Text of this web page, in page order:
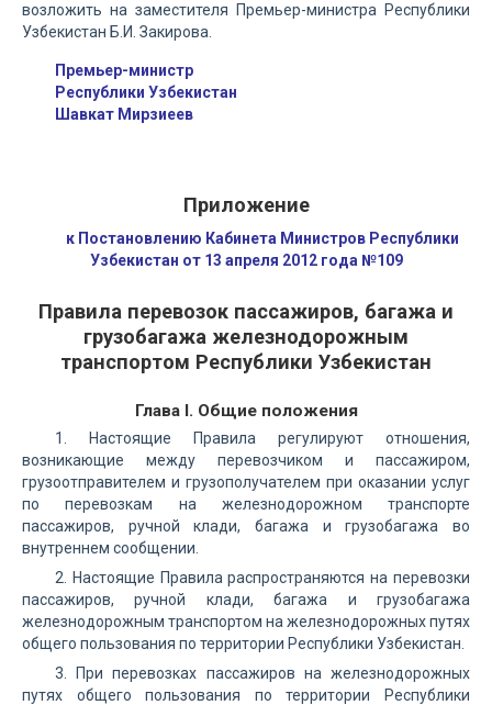
возложить на заместителя Премьер-министра Республики
Узбекистан Б.И. Закирова.
Премьер-министр
Республики Узбекистан
Шавкат Мирзиеев
Приложение
к Постановлению Кабинета Министров Республики
Узбекистан от 13 апреля 2012 года №109
Правила перевозок пассажиров, багажа и
грузобагажа железнодорожным
транспортом Республики Узбекистан
Глава I. Общие положения
1. Настоящие Правила регулируют отношения,
возникающие между перевозчиком и пассажиром,
грузоотправителем и грузополучателем при оказании услуг
по перевозкам на железнодорожном транспорте
пассажиров, ручной клади, багажа и грузобагажа во
внутреннем сообщении.
2. Настоящие Правила распространяются на перевозки
пассажиров, ручной клади, багажа и грузобагажа
железнодорожным транспортом на железнодорожных путях
общего пользования по территории Республики Узбекистан.
3. При перевозках пассажиров на железнодорожных
путях общего пользования по территории Республики